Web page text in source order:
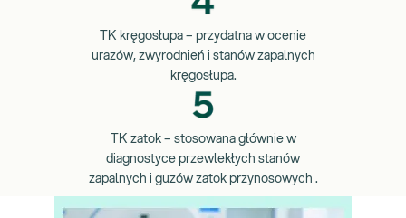
TK kręgosłupa – przydatna w ocenie
urazów, zwyrodnień i stanów zapalnych
kręgosłupa.
TK zatok – stosowana głównie w
diagnostyce przewlekłych stanów
zapalnych i guzów zatok przynosowych .